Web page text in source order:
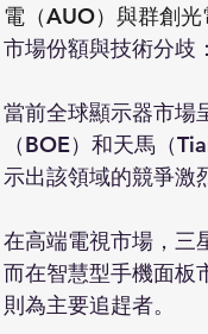
電（AUO）與群創光
市場份額與技術分歧：
當前全球顯示器市場
（BOE）和天馬（
示出該領域的競爭激
在高端電視市場，三
而在智慧型手機面板
則為主要追趕者。